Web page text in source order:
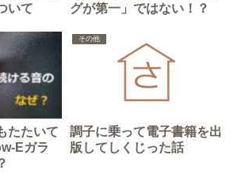
いて
グが第一」ではない！？
たたいて
Eガラ
その他
調子に乗って電子書籍を出
版してしくじった話